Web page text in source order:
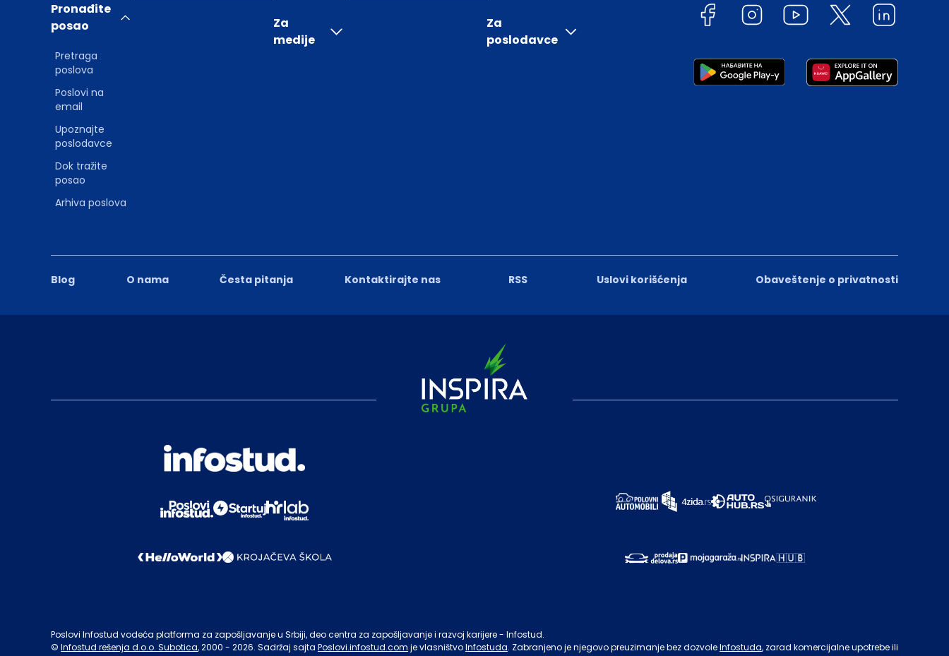
Blog O nama Česta pitanja Kontaktirajte nas RSS Uslovi korišćenja Obaveštenje o privatnosti
Pronađite
posao
Pretraga
poslova
Poslovi na
email
Upoznajte
poslodavce
Dok tražite
posao
Arhiva poslova
Za
medije
Za
poslodavce
Poslovi Infostud vodeća platforma za zapošljavanje u Srbiji, deo centra za zapošljavanje i razvoj karijere - Infostud.
© Infostud rešenja d.o.o. Subotica, 2000 - 2026. Sadržaj sajta Poslovi.infostud.com je vlasništvoInfostuda. Zabranjeno je njegovo preuzimanje bez dozvoleInfostuda, zarad komercijalne upotrebe ili